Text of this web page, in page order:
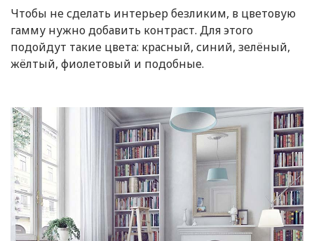
Чтобы не сделать интерьер безликим, в цветовую
гамму нужно добавить контраст. Для этого
подойдут такие цвета: красный, синий, зелёный,
жёлтый, фиолетовый и подобные.